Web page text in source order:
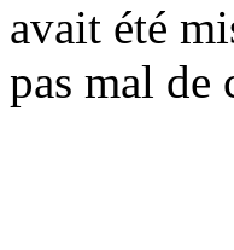
avait été
pas mal de